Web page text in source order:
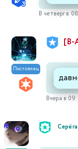
В четверг в
Постоялец
[В-
Вчера в